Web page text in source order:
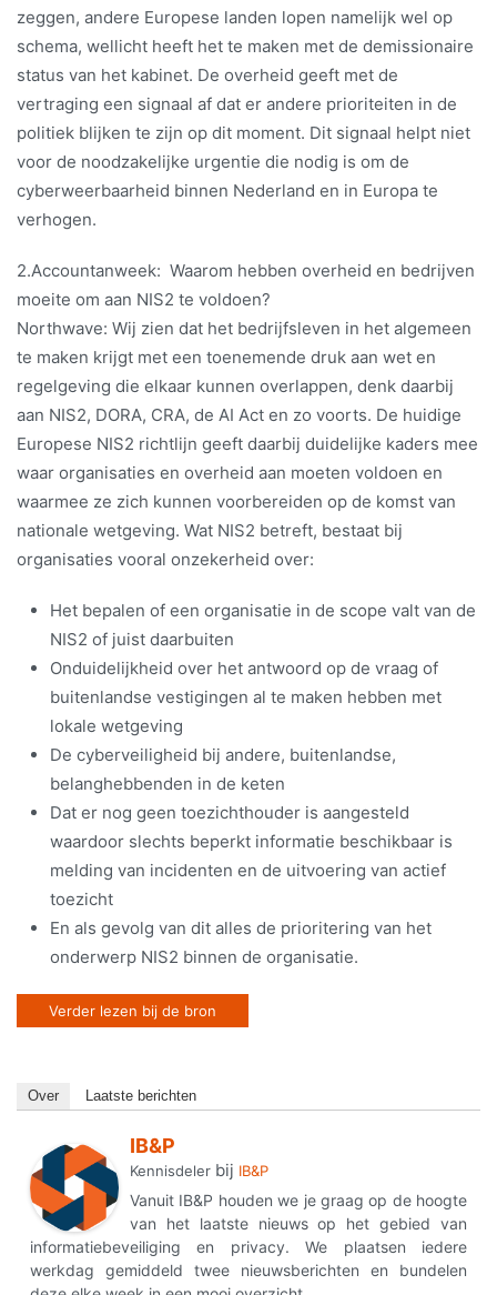
zeggen, andere Europese landen lopen namelijk wel op
schema, wellicht heeft het te maken met de demissionaire
status van het kabinet. De overheid geeft met de
vertraging een signaal af dat er andere prioriteiten in de
politiek blijken te zijn op dit moment. Dit signaal helpt niet
voor de noodzakelijke urgentie die nodig is om de
cyberweerbaarheid binnen Nederland en in Europa te
verhogen.
2.Accountanweek: Waarom hebben overheid en bedrijven
moeite om aan NIS2 te voldoen?
Northwave: Wij zien dat het bedrijfsleven in het algemeen
te maken krijgt met een toenemende druk aan wet en
regelgeving die elkaar kunnen overlappen, denk daarbij
aan NIS2, DORA, CRA, de AI Act en zo voorts. De huidige
Europese NIS2 richtlijn geeft daarbij duidelijke kaders mee
waar organisaties en overheid aan moeten voldoen en
waarmee ze zich kunnen voorbereiden op de komst van
nationale wetgeving. Wat NIS2 betreft, bestaat bij
organisaties vooral onzekerheid over:
Het bepalen of een organisatie in de scope valt van de
NIS2 of juist daarbuiten
Onduidelijkheid over het antwoord op de vraag of
buitenlandse vestigingen al te maken hebben met
lokale wetgeving
De cyberveiligheid bij andere, buitenlandse,
belanghebbenden in de keten
Dat er nog geen toezichthouder is aangesteld
waardoor slechts beperkt informatie beschikbaar is
melding van incidenten en de uitvoering van actief
toezicht
En als gevolg van dit alles de prioritering van het
onderwerp NIS2 binnen de organisatie.
Verder lezen bij de bron
Over Laatste berichten
IB&P
Kennisdeler bij IB&P
Vanuit IB&P houden we je graag op de hoogte
van het laatste nieuws op het gebied van
informatiebeveiliging en privacy. We plaatsen iedere
werkdag gemiddeld twee nieuwsberichten en bundelen